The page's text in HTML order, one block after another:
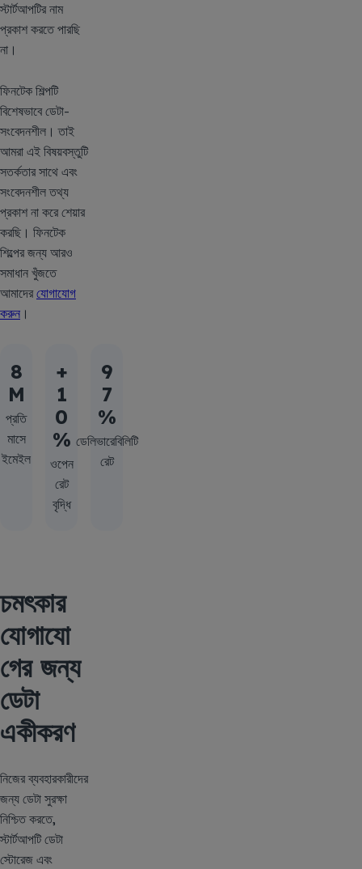
স্টার্টআপটির নাম
প্রকাশ করতে পারছি
না।
ফিনটেক শিল্পটি
বিশেষভাবে ডেটা-
সংবেদনশীল। তাই
আমরা এই বিষয়বস্তুটি
সতর্কতার সাথে এবং
সংবেদনশীল তথ্য
প্রকাশ না করে শেয়ার
করছি। ফিনটেক
শিল্পের জন্য আরও
সমাধান খুঁজতে
আমাদেরযোগাযোগ
করুন ।
8
M
প্রতি
মাসে
ইমেইল
+
1
0
%
ওপেন
রেট
বৃদ্ধি
9
7
%
ডেলিভারেবিলিটি
রেট
চমৎকার
যোগাযো
গের জন্য
ডেটা
একীকরণ
নিজের ব্যবহারকারীদের
জন্য ডেটা সুরক্ষা
নিশ্চিত করতে,
স্টার্টআপটি ডেটা
স্টোরেজ এবং